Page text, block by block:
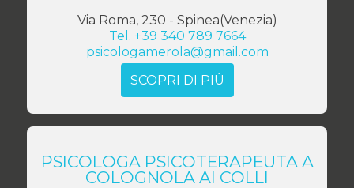
Via Roma, 230 - Spinea(Venezia)
Tel. +39 340 789 7664
psicologamerola@gmail.com
SCOPRI DI PIÙ
PSICOLOGA PSICOTERAPEUTA A
COLOGNOLA AI COLLI